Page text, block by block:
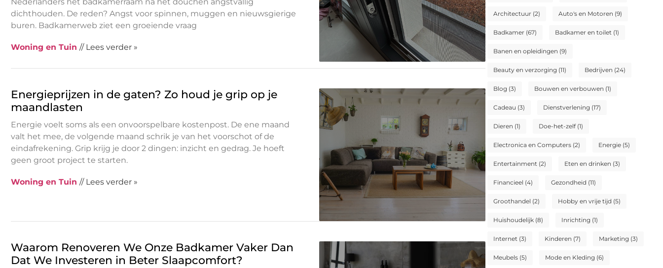
Architectuur (2) Auto's en Motoren (9)
Badkamer (67) Badkamer en toilet (1)
Banen en opleidingen (9)
Beauty en verzorging (11) Bedrijven (24)
Blog (3) Bouwen en verbouwen (1)
Cadeau (3) Dienstverlening (17)
Dieren (1) Doe-het-zelf(1)
Electronica en Computers (2) Energie (5)
Entertainment (2) Eten en drinken (3)
Financieel (4) Gezondheid (11)
Groothandel (2) Hobby en vrije tijd (5)
Huishoudelijk (8) Inrichting (1)
Internet (3) Kinderen (7) Marketing (3)
Meubels (5) Mode en Kleding (6)
dichthouden. De reden? Angst voor spinnen, muggen en nieuwsgierige
buren. Badkamerweb ziet een groeiende vraag
Woning en Tuin // Lees verder »
Energieprijzen in de gaten? Zo houd je grip op je
maandlasten
Energie voelt soms als een onvoorspelbare kostenpost. De ene maand
valt het mee, de volgende maand schrik je van het voorschot of de
eindafrekening. Grip krijg je door 2 dingen: inzicht en gedrag. Je hoeft
geen groot project te starten.
Woning en Tuin // Lees verder »
Waarom Renoveren We Onze Badkamer Vaker Dan
Dat We Investeren in Beter Slaapcomfort?